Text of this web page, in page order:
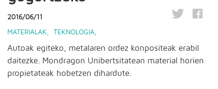
2016/06/11
MATERIALAK TEKNOLOGIA
Autoak egiteko, metalaren ordez konpositeak erabil
daitezke. Mondragon Unibertsitatean material horien
propietateak hobetzen dihardute.